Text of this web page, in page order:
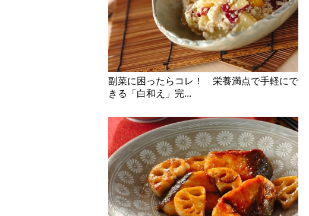
副菜に困ったらコレ！ 栄養満点で手軽にで
きる「白和え」完...